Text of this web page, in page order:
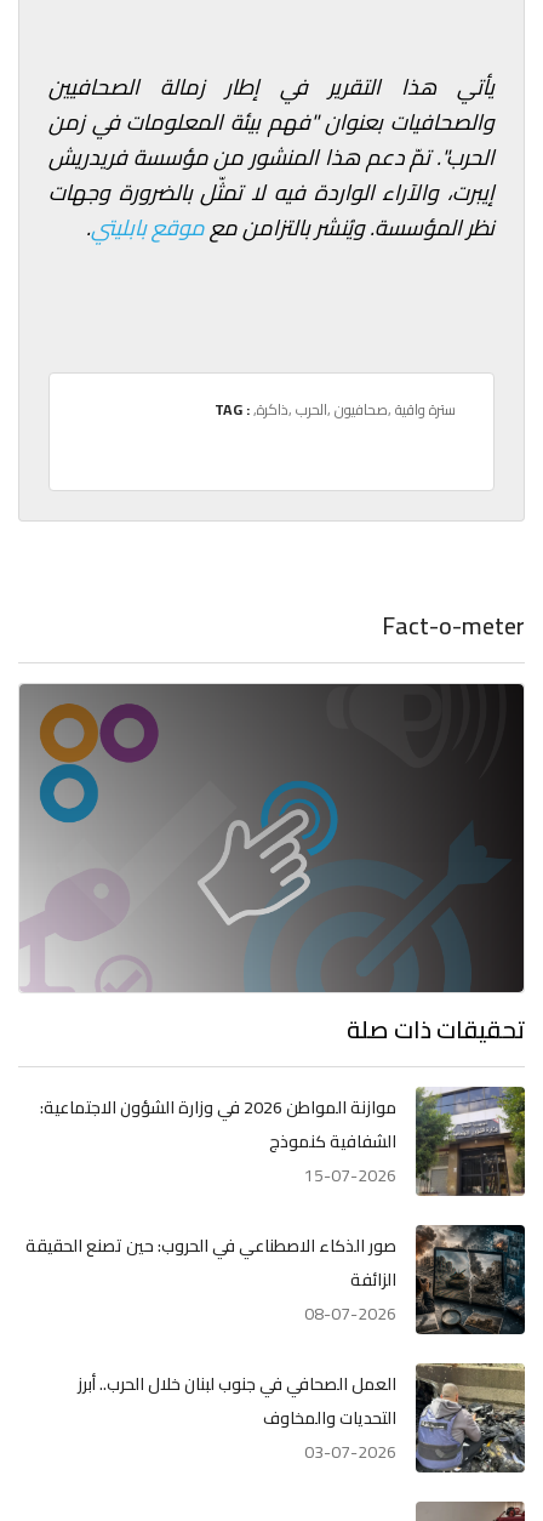
يأتي هذا التقرير في إطار زمالة الصحافيين
والصحافيات بعنوان "فهم بيئة المعلومات في زمن
الحرب". تمّ دعم هذا المنشور من مؤسسة فريدريش
إيبرت، والآراء الواردة فيه لا تمثّل بالضرورة وجهات
نظر المؤسسة. ويُنشر بالتزامن معموقع بابليتي.
TAG : ,سترة واقية,صحافيون,الحرب,ذاكرة
Fact-o-meter
تحقيقات ذات صلة
موازنة المواطن 2026 في وزارة الشؤون الاجتماعية:
الشفافية كنموذج
15-07-2026
صور الذكاء الاصطناعي في الحروب: حين تصنع الحقيقة
الزائفة
08-07-2026
العمل الصحافي في جنوب لبنان خلال الحرب.. أبرز
التحديات والمخاوف
03-07-2026